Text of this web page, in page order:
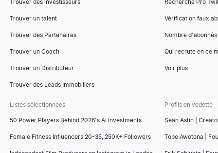
Trouver des investisseurs
Trouver un talent
Trouver des Partenaires
Trouver un Coach
Trouver un Distributeur
Trouver des Leads Immobiliers
Recherche Pro
Vérification faux
Nombre d'abonnés
Qui recrute en ce
Voir plus
Listes sélectionnées
50 Power Players Behind 2026's AI Investments
Female Fitness Influencers 20-35, 250K+ Followers
Profils en vedette
Sean Astin |
Tope Awotona |